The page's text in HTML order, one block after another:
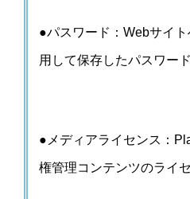
●パスワード：Webサイ
用して保存したパスワード
●メディアライセンス：
権管理コンテンツのライ